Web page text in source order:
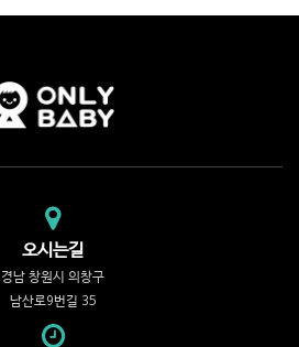
오시는길
경남 창원시 의창구
남산로9번길 35